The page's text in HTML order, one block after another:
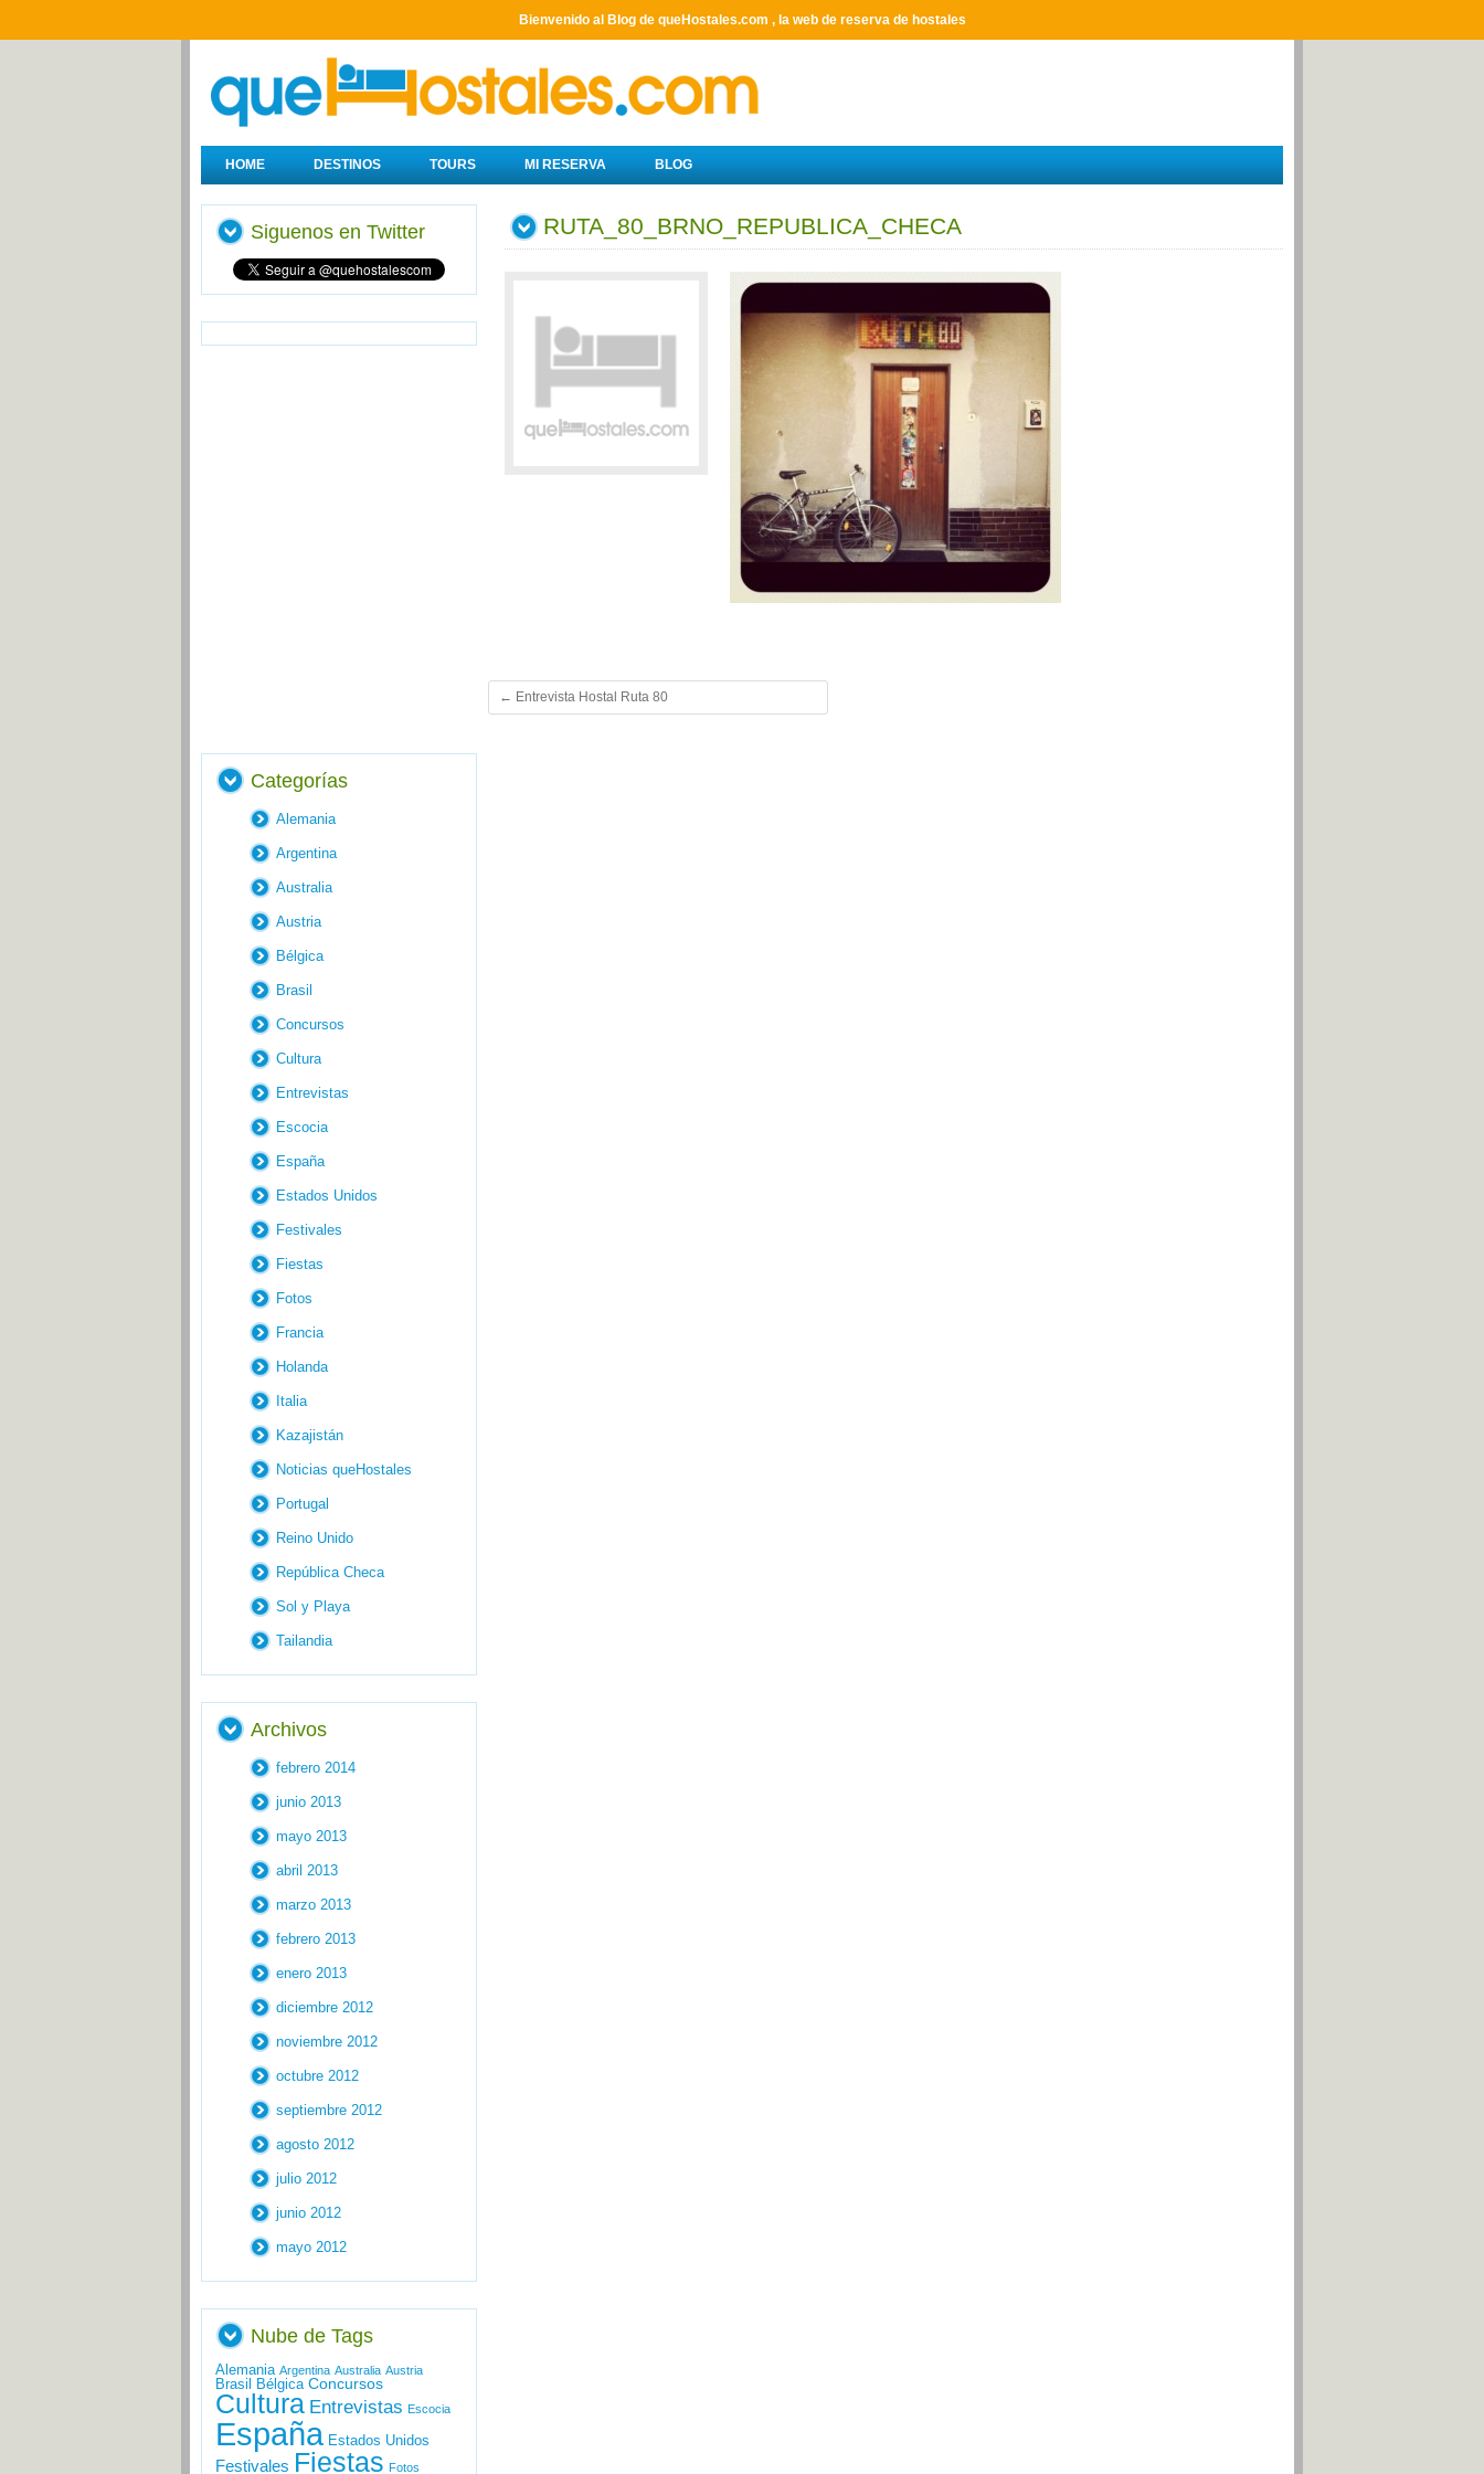
Bienvenido al Blog de queHostales.com , la web de reserva de hostales
HOME DESTINOS TOURS MI RESERVA BLOG
RUTA_80_BRNO_REPUBLICA_CHECA
← Entrevista Hostal Ruta 80
Siguenos en Twitter
Categorías
Alemania
Argentina
Australia
Austria
Bélgica
Brasil
Concursos
Cultura
Entrevistas
Escocia
España
Estados Unidos
Festivales
Fiestas
Fotos
Francia
Holanda
Italia
Kazajistán
Noticias queHostales
Portugal
Reino Unido
República Checa
Sol y Playa
Tailandia
Archivos
febrero 2014
junio 2013
mayo 2013
abril 2013
marzo 2013
febrero 2013
enero 2013
diciembre 2012
noviembre 2012
octubre 2012
septiembre 2012
agosto 2012
julio 2012
junio 2012
mayo 2012
Nube de Tags
Alemania Argentina Australia Austria
Brasil Bélgica Concursos
Cultura Entrevistas Escocia
España Estados Unidos
Festivales Fiestas Fotos